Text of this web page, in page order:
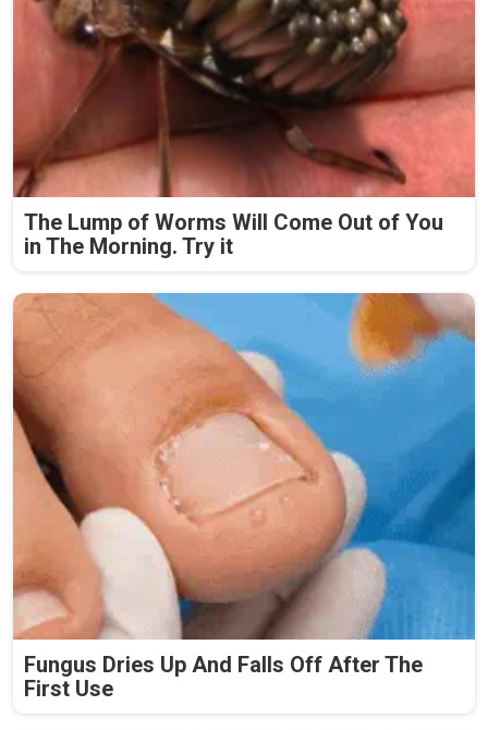
The Lump of Worms Will Come Out of You
in The Morning. Try it
Fungus Dries Up And Falls Off After The
First Use